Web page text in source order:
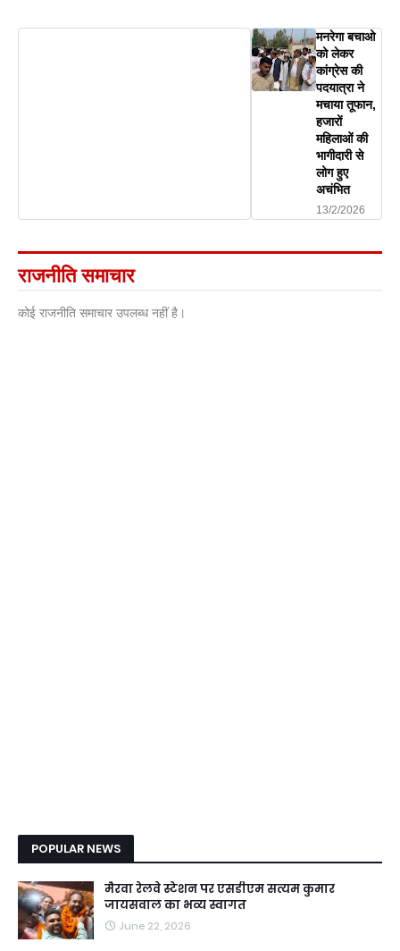
मनरेगा बचाओ
को लेकर
कांग्रेस की
पदयात्रा ने
मचाया तूफान,
हजारों
महिलाओं की
भागीदारी से
लोग हुए
अचंभित
13/2/2026
राजनीति समाचार
कोई राजनीति समाचार उपलब्ध नहीं है।
POPULAR NEWS
मैरवा रेलवे स्टेशन पर एसडीएम सत्यम कुमार
जायसवाल का भव्य स्वागत
June 22, 2026